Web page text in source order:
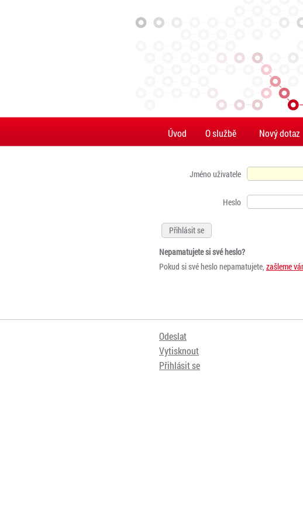
Úvod O službě Nový dotaz
Jméno uživatele
Heslo
Nepamatujete si své heslo?
Pokud si své heslo nepamatujete, zašleme
Odeslat
Vytisknout
Přihlásit se